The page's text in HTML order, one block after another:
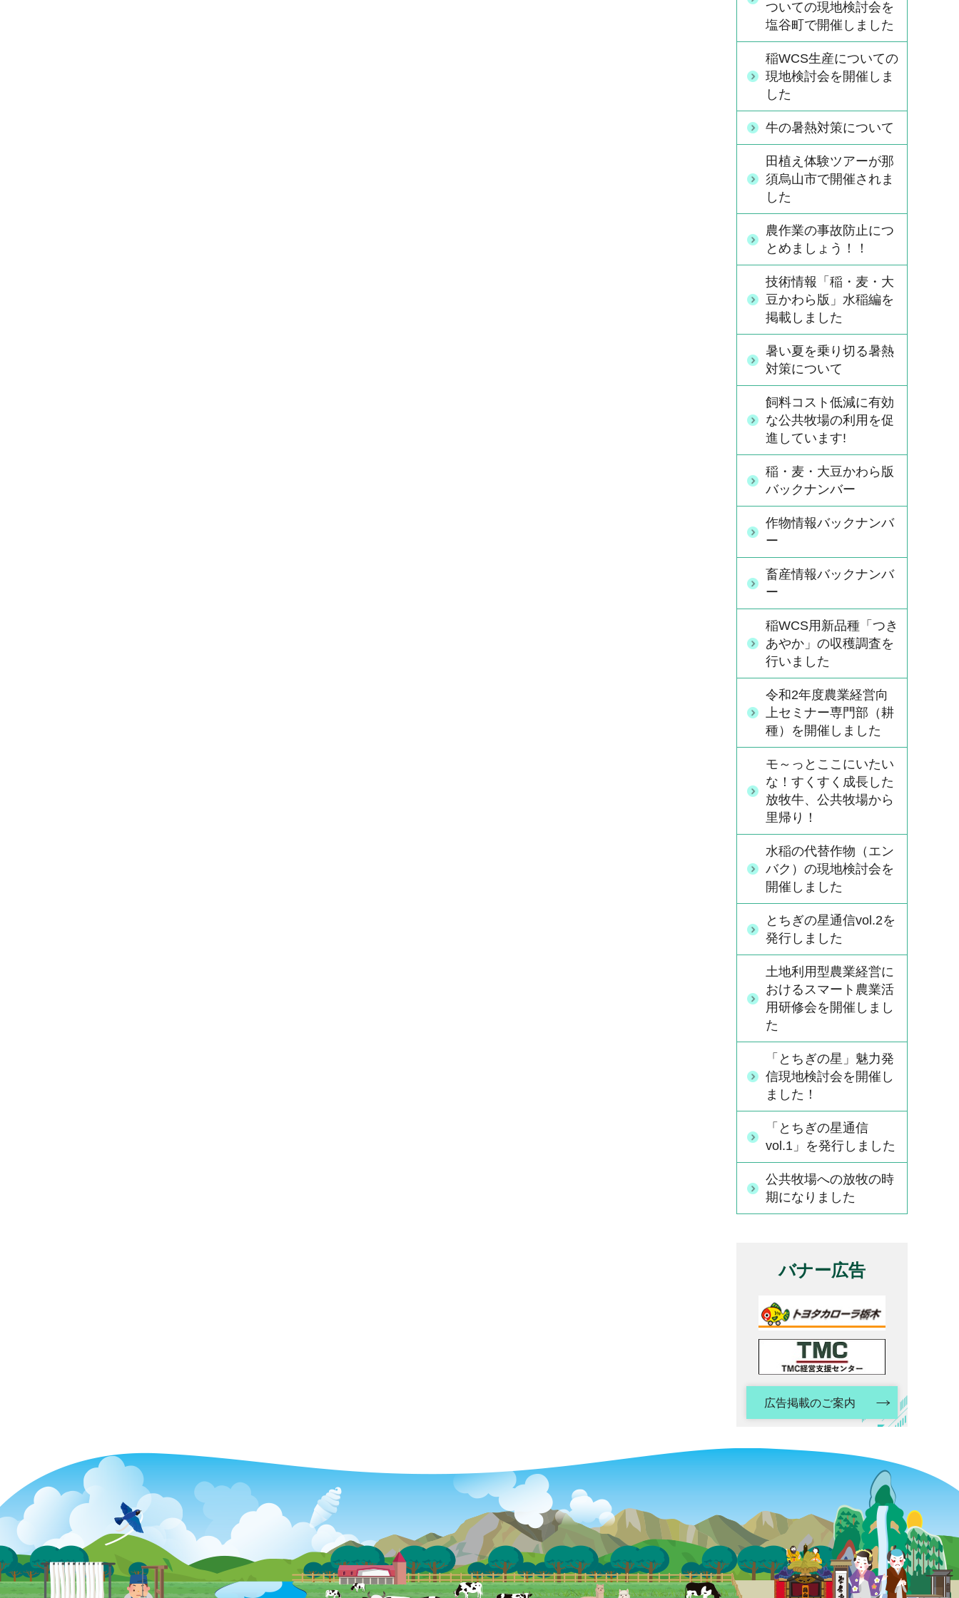
ついての現地検討会を
塩谷町で開催しました
稲WCS生産についての
現地検討会を開催しま
した
牛の暑熱対策について
田植え体験ツアーが那
須烏山市で開催されま
した
農作業の事故防止につ
とめましょう！！
技術情報「稲・麦・大
豆かわら版」水稲編を
掲載しました
暑い夏を乗り切る暑熱
対策について
飼料コスト低減に有効
な公共牧場の利用を促
進しています!
稲・麦・大豆かわら版
バックナンバー
作物情報バックナンバ
ー
畜産情報バックナンバ
ー
稲WCS用新品種「つき
あやか」の収穫調査を
行いました
令和2年度農業経営向
上セミナー専門部（耕
種）を開催しました
モ～っとここにいたい
な！すくすく成長した
放牧牛、公共牧場から
里帰り！
水稲の代替作物（エン
バク）の現地検討会を
開催しました
とちぎの星通信vol.2を
発行しました
土地利用型農業経営に
おけるスマート農業活
用研修会を開催しまし
た
「とちぎの星」魅力発
信現地検討会を開催し
ました！
「とちぎの星通信
vol.1」を発行しました
公共牧場への放牧の時
期になりました
バナー広告
広告掲載のご案内